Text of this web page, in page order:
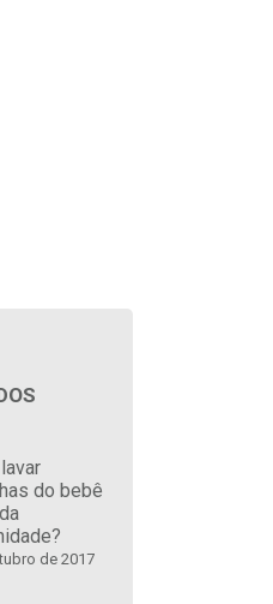
do bebê
de 2017